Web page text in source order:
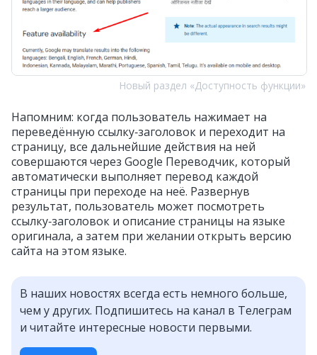
Новый раздел «Доступность функции»
Напомним: когда пользователь нажимает на
переведённую ссылку‑заголовок и переходит на
страницу, все дальнейшие действия на ней
совершаются через Google Переводчик, который
автоматически выполняет перевод каждой
страницы при переходе на неё. Развернув
результат, пользователь может посмотреть
ссылку‑заголовок и описание страницы на языке
оригинала, а затем при желании открыть версию
сайта на этом языке.
В наших новостях всегда есть немного больше,
чем у других. Подпишитесь на канал в Телеграм
и читайте интересные новости первыми.